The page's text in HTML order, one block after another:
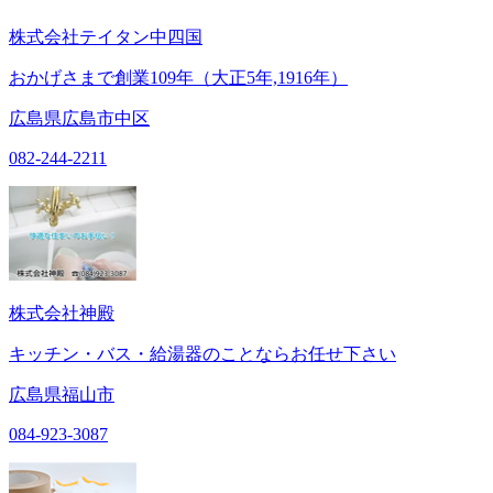
株式会社テイタン中四国
おかげさまで創業109年（大正5年,1916年）
広島県広島市中区
082-244-2211
株式会社神殿
キッチン・バス・給湯器のことならお任せ下さい
広島県福山市
084-923-3087